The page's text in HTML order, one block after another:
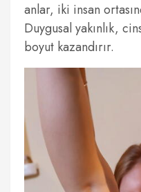
anlar, iki insan
Duygusal yakınlık,
boyut kazandırır.